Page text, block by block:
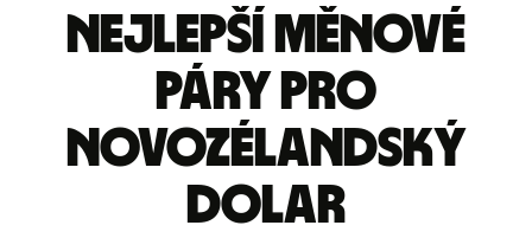
Nejlepší měnové
páry pro
novozélandský
dolar